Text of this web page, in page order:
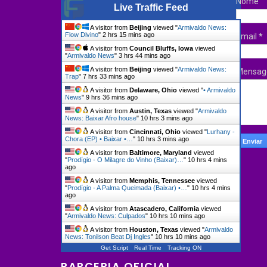
Live Traffic Feed
A visitor from Beijing viewed "Armivaldo News:
Flow Divino" 2 hrs 15 mins ago
A visitor from Council Bluffs, Iowa viewed
"Armivaldo News" 3 hrs 44 mins ago
A visitor from Beijing viewed "Armivaldo News:
Trap" 7 hrs 33 mins ago
A visitor from Delaware, Ohio viewed "• Armivaldo
News" 9 hrs 36 mins ago
A visitor from Austin, Texas viewed "Armivaldo
News: Baixar Afro house" 10 hrs 3 mins ago
A visitor from Cincinnati, Ohio viewed "Lurhany -
Chora (EP) • Baixar •… " 10 hrs 3 mins ago
A visitor from Baltimore, Maryland viewed
"Prodígio - O Milagre do Vinho (Baixar)… " 10 hrs 4 mins
ago
A visitor from Memphis, Tennessee viewed
"Prodígio - A Palma Queimada (Baixar) •… " 10 hrs 4 mins
ago
A visitor from Atascadero, California viewed
"Armivaldo News: Culpados" 10 hrs 10 mins ago
A visitor from Houston, Texas viewed "Armivaldo
News: Tonilson Beat Dj Ingles" 10 hrs 10 mins ago
Get Script Real Time Tracking ON
Email *